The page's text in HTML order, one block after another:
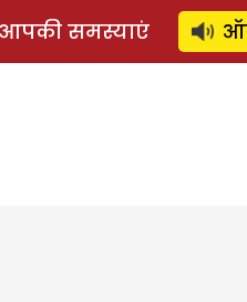
लॉग इन ⚲
आपकी समस्याएं